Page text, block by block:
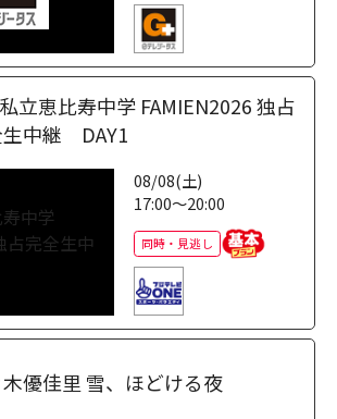
立恵比寿中学 FAMIEN2026 独占
生中継 DAY1
08/08(土)
17:00～20:00
同時・見逃し
優佳里 雪、ほどける夜